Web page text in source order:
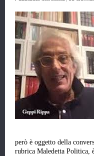
però è oggetto della
rubrica Maledetta Politica,